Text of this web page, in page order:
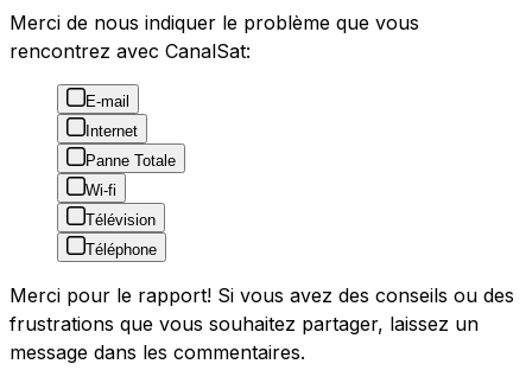
Merci de nous indiquer le problème que vous
rencontrez avec CanalSat:
E-mail
Internet
Panne Totale
Wi-fi
Télévision
Téléphone
Merci pour le rapport! Si vous avez des conseils ou des
frustrations que vous souhaitez partager, laissez un
message dans les commentaires.